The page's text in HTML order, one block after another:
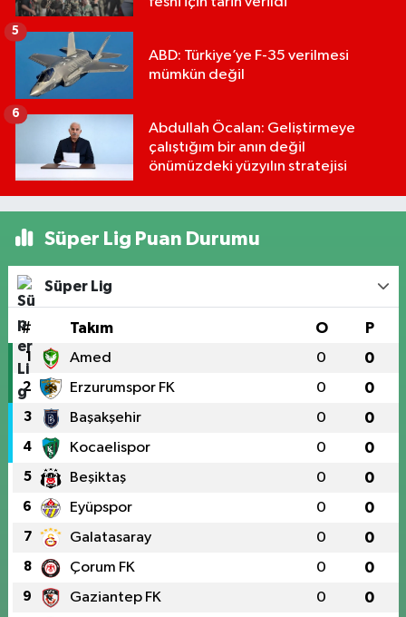
ABD: Türkiye’ye F-35 verilmesi
mümkün değil
5
Abdullah Öcalan: Geliştirmeye
çalıştığım bir anın değil
önümüzdeki yüzyılın stratejisi
6
Süper Lig Puan Durumu
Süper Lig
# Takım O P
1 Amed 0 0
2 Erzurumspor FK 0 0
3 Başakşehir 0 0
4 Kocaelispor 0 0
5 Beşiktaş 0 0
6 Eyüpspor 0 0
7 Galatasaray 0 0
8 Çorum FK 0 0
9 Gaziantep FK 0 0